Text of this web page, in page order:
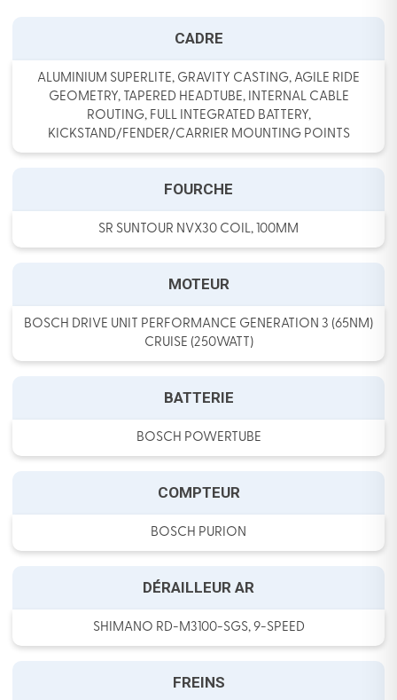
CADRE
ALUMINIUM SUPERLITE, GRAVITY CASTING, AGILE RIDE
GEOMETRY, TAPERED HEADTUBE, INTERNAL CABLE
ROUTING, FULL INTEGRATED BATTERY,
KICKSTAND/FENDER/CARRIER MOUNTING POINTS
FOURCHE
SR SUNTOUR NVX30 COIL, 100MM
MOTEUR
BOSCH DRIVE UNIT PERFORMANCE GENERATION 3 (65NM)
CRUISE (250WATT)
BATTERIE
BOSCH POWERTUBE
COMPTEUR
BOSCH PURION
DÉRAILLEUR AR
SHIMANO RD-M3100-SGS, 9-SPEED
FREINS